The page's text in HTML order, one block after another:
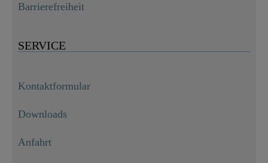
Barrierefreiheit
SERVICE
Kontaktformular
Downloads
Anfahrt